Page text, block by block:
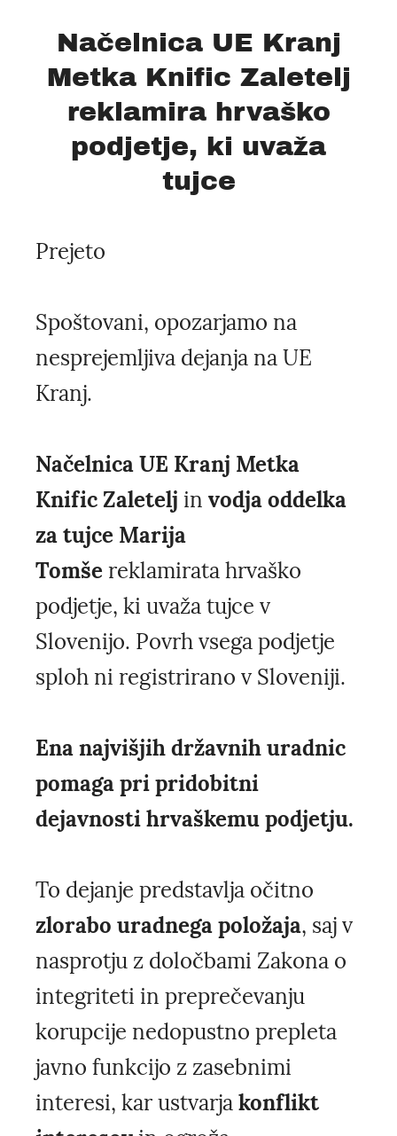
Načelnica UE Kranj
Metka Knific Zaletelj
reklamira hrvaško
podjetje, ki uvaža
tujce
Prejeto
Spoštovani, opozarjamo na
nesprejemljiva dejanja na UE
Kranj.
Načelnica UE Kranj Metka
Knific Zaletelj in vodja oddelka
za tujce Marija
Tomšereklamirata hrvaško
podjetje, ki uvaža tujce v
Slovenijo. Povrh vsega podjetje
sploh ni registrirano v Sloveniji.
Ena najvišjih državnih uradnic
pomaga pri pridobitni
dejavnosti hrvaškemu podjetju.
To dejanje predstavlja očitno
zlorabo uradnega položaja, saj v
nasprotju z določbami Zakona o
integriteti in preprečevanju
korupcije nedopustno prepleta
javno funkcijo z zasebnimi
interesi, kar ustvarjakonflikt